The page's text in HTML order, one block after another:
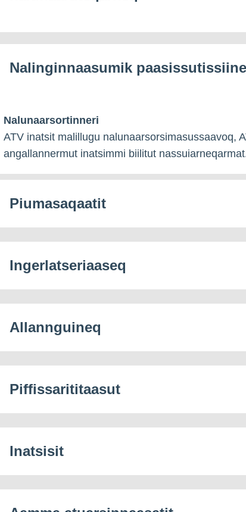
Nalinginnaasumik
Nalunaarsortinneri
ATV inatsit malillugu nalunaarsorsimasussaavoq,
angallannermut inatsimmi biilitut
Piumasaqaatit
Ingerlatseriaaseq
Allannguineq
Piffissarititaasut
Inatsisit